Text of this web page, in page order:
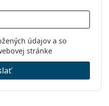
údajov a so
stránke